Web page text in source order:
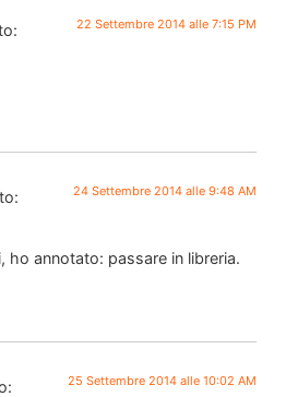
22 Settembre 2014 alle 7:15 PM
24 Settembre 2014 alle 9:48 AM
ho annotato: passare in libreria.
25 Settembre 2014 alle 10:02 AM